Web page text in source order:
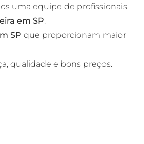
uma equipe de profissionais
em SP.
SP que proporcionam maior
qualidade e bons preços.